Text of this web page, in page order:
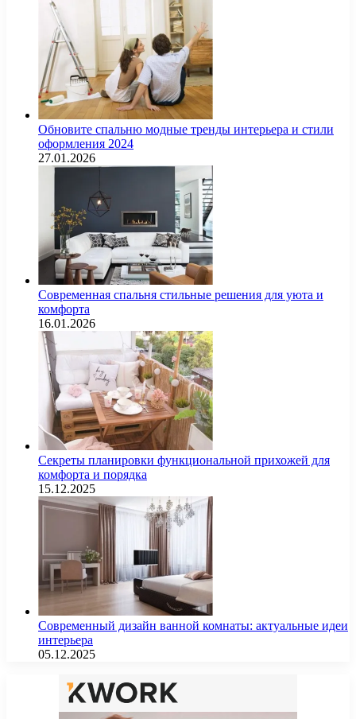
Обновите спальню модные тренды интерьера и стили
оформления 2024
27.01.2026
Современная спальня стильные решения для уюта и
комфорта
16.01.2026
Секреты планировки функциональной прихожей для
комфорта и порядка
15.12.2025
Современный дизайн ванной комнаты: актуальные идеи
интерьера
05.12.2025